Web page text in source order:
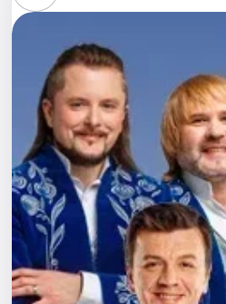
Стендап
Выставки
Квесты
Экскурсии
Спорт
События
Города